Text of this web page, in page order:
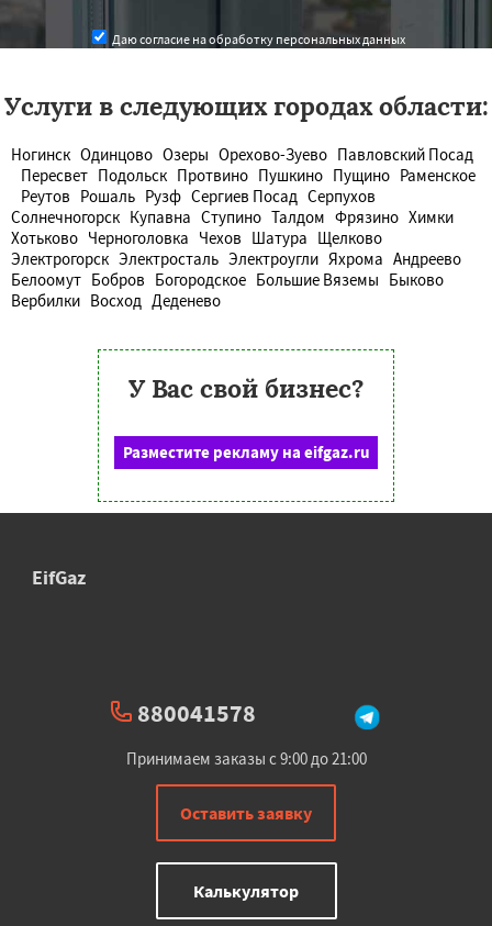
Даю согласие на обработку персональных данных
Услуги в следующих городах области:
Ногинск Одинцово Озеры Орехово-Зуево Павловский Посад
Пересвет Подольск Протвино Пушкино Пущино Раменское
Реутов Рошаль Рузф Сергиев Посад Серпухов
Солнечногорск Купавна Ступино Талдом Фрязино Химки
Хотьково Черноголовка Чехов Шатура Щелково
Электрогорск Электросталь Электроугли Яхрома Андреево
Белоомут Бобров Богородское Большие Вяземы Быково
Вербилки Восход Деденево
У Вас свой бизнес?
Разместите рекламу на eifgaz.ru
EifGaz
880041578
Принимаем заказы с 9:00 до 21:00
Оставить заявку
Калькулятор